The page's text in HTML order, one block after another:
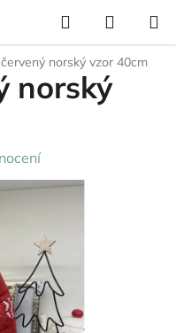
Hledat
KOŠÍK
norský vzor 40cm
norský